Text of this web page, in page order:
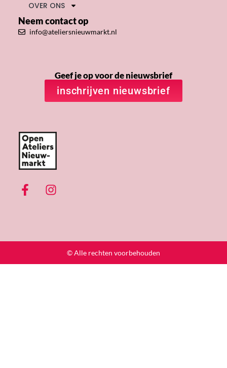
OVER ONS
Neem contact op
info@ateliersnieuwmarkt.nl
Geef je op voor de nieuwsbrief
inschrijven nieuwsbrief
© Alle rechten voorbehouden